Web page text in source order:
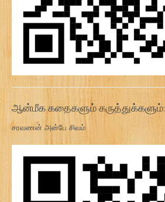
ஆன்மீக கதைகளும் கருத்துக்களும்:
சரவணன் அன்பே சிவம்